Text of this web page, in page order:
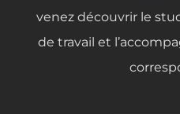
venez découvrir le
de travail et